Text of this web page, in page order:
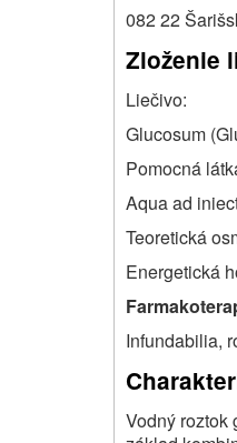
082 22
Zloženie
Liečivo:
Glucosum
Pomocná
Aqua ad
Teoretická
Energetická
Infundabilia,
Vodný roztok